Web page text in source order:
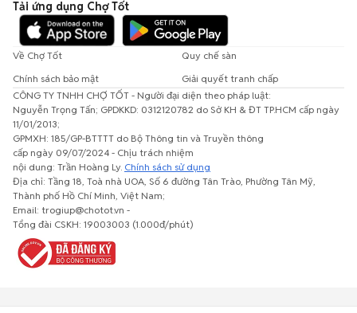
Tải ứng dụng Chợ Tốt
Về Chợ Tốt
Quy chế sàn
Chính sách bảo mật
Giải quyết tranh chấp
CÔNG TY TNHH CHỢ TỐT - Người đại diện theo pháp luật:
Nguyễn Trọng Tấn; GPDKKD: 0312120782 do Sở KH & ĐT TP.HCM cấp ngày
11/01/2013;
GPMXH: 185/GP-BTTTT do Bộ Thông tin và Truyền thông
cấp ngày 09/07/2024 - Chịu trách nhiệm
nội dung: Trần Hoàng Ly. Chính sách sử dụng
Địa chỉ: Tầng 18, Toà nhà UOA, Số 6 đường Tân Trào, Phường Tân Mỹ,
Thành phố Hồ Chí Minh, Việt Nam;
Email: trogiup@chotot.vn -
Tổng đài CSKH: 19003003 (1.000đ/phút)